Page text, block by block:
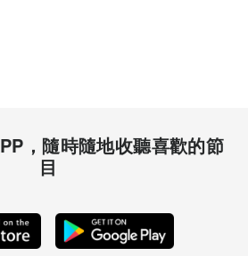
，隨時隨地收聽喜歡的節
目